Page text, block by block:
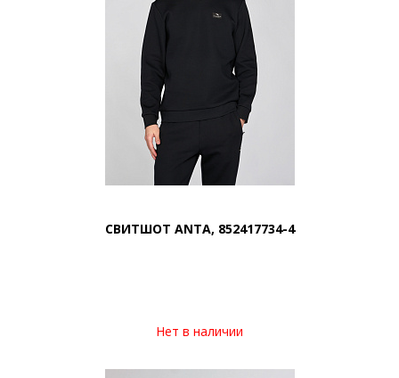
СВИТШОТ ANTA, 852417734-4
Нет в наличии